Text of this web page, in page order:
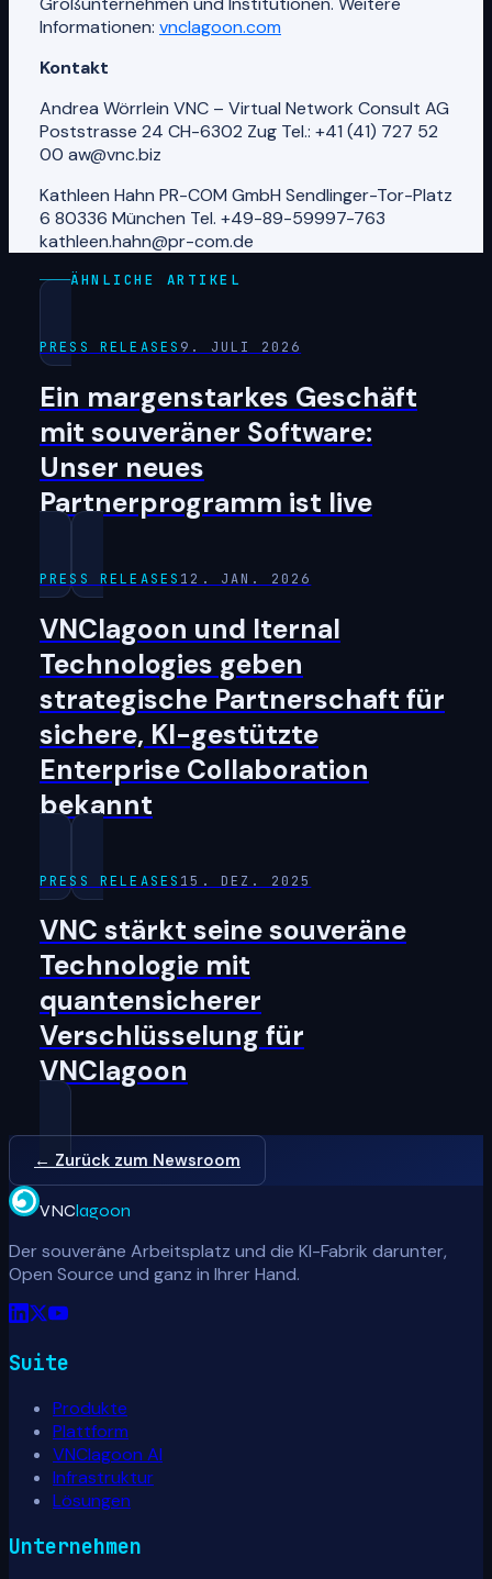
Informationen: vnclagoon.com
Kontakt
Andrea Wörrlein VNC – Virtual Network Consult AG
Poststrasse 24 CH-6302 Zug Tel.: +41 (41) 727 52
00 aw@vnc.biz
Kathleen Hahn PR-COM GmbH Sendlinger-Tor-Platz
6 80336 München Tel. +49-89-59997-763
kathleen.hahn@pr-com.de
ÄHNLICHE ARTIKEL
PRESS RELEASES 9. JULI 2026
Ein margenstarkes Geschäft
mit souveräner Software:
Unser neues
Partnerprogramm ist live
PRESS RELEASES 12. JAN. 2026
VNClagoon und Iternal
Technologies geben
strategische Partnerschaft für
sichere, KI-gestützte
Enterprise Collaboration
bekannt
PRESS RELEASES 15. DEZ. 2025
VNC stärkt seine souveräne
Technologie mit
quantensicherer
Verschlüsselung für
VNClagoon
← Zurück zum Newsroom
VNClagoon
Der souveräne Arbeitsplatz und die KI-Fabrik darunter,
Open Source und ganz in Ihrer Hand.
Suite
Produkte
Plattform
VNClagoon AI
Infrastruktur
Lösungen
Unternehmen